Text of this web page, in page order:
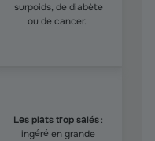
surpoids, de diabète
ou de cancer.
Les plats trop salés:
ingéré en grande